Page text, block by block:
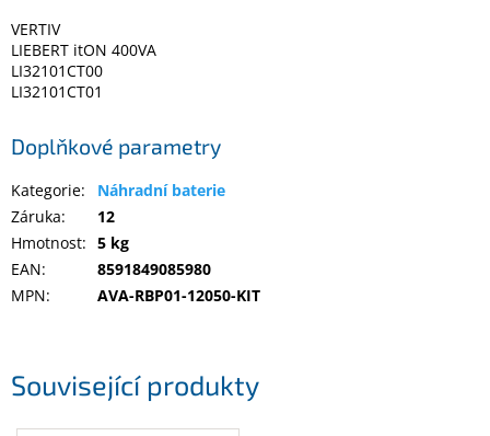
Související produkty
VERTIV
LIEBERT itON 400VA
LI32101CT00
LI32101CT01
Doplňkové parametry
Kategorie:
Náhradní baterie
Záruka:
12
Hmotnost: 5 kg
EAN:
8591849085980
MPN: AVA-RBP01-12050-KIT